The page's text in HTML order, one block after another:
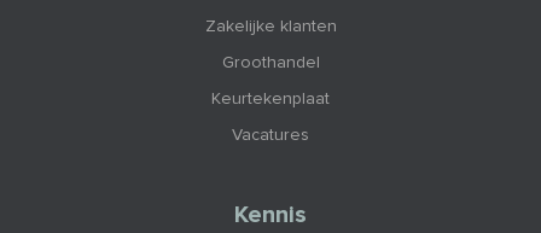
Zakelijke klanten
Groothandel
Keurtekenplaat
Vacatures
Kennis